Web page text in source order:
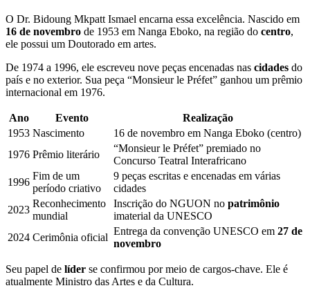
O Dr. Bidoung Mkpatt Ismael encarna essa excelência. Nascido em
16 de novembro de 1953 em Nanga Eboko, na região do centro,
ele possui um Doutorado em artes.
De 1974 a 1996, ele escreveu nove peças encenadas nas cidades do
país e no exterior. Sua peça “Monsieur le Préfet” ganhou um prêmio
internacional em 1976.
Ano Evento
Realização
1953 Nascimento
16 de novembro em Nanga Eboko (centro)
1976 Prêmio literário
“Monsieur le Préfet” premiado no
Concurso Teatral Interafricano
1996
Fim de um
período criativo
9 peças escritas e encenadas em várias
cidades
2023
Reconhecimento
mundial
Inscrição do NGUON no patrimônio
imaterial da UNESCO
2024 Cerimônia oficial
Entrega da convenção UNESCO em 27 de
novembro
Seu papel de líder se confirmou por meio de cargos-chave. Ele é
atualmente Ministro das Artes e da Cultura.